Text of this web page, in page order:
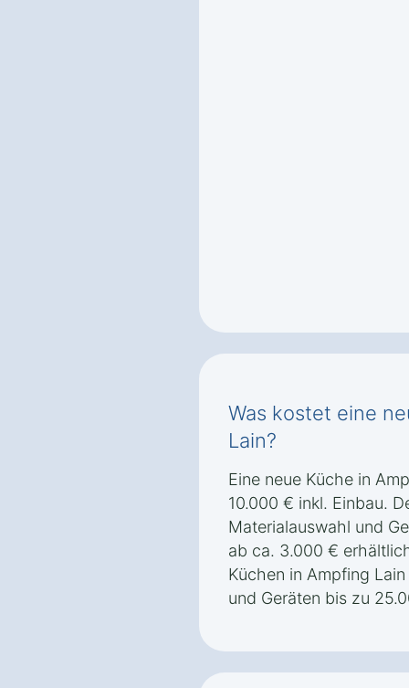
Was kostet eine
Lain?
Eine neue Küche in
10.000 € inkl. Einbau.
Materialauswahl und
ab ca. 3.000 €
Küchen in Ampfing
und Geräten bis zu